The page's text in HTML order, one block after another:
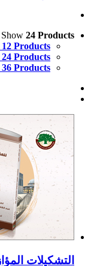
Show 24 Products
12 Products
24 Products
36 Products
التشكيلات